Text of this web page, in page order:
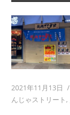
2021年11月13日
んじゃストリート ,